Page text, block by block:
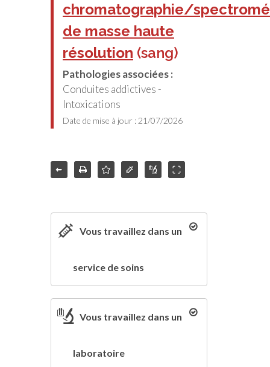
chromatographie/
de masse haute
résolution (sang)
Pathologies associées :
Conduites addictives -
Intoxications
Date de mise à jour : 21/07/2026
Vous travaillez dans un
service de soins
Vous travaillez dans un
laboratoire